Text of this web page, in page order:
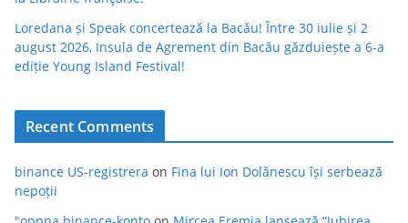
Loredana și Speak concertează la Bacău! Între 30 iulie și 2
august 2026, Insula de Agrement din Bacău găzduiește a 6-a
ediție Young Island Festival!
Recent Comments
binance US-registrera on Fina lui Ion Dolănescu își serbează
nepoții